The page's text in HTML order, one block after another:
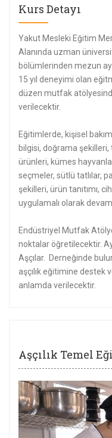
Kurs Detayı
Yakut Mesleki Eğitim
Alanında uzman
bölümlerinden mezun
15 yıl deneyimi olan
düzen mutfak
verilecektir.
Eğitimlerde, kişisel
bilgisi, doğrama
ürünleri, kümes
seçmeler, sütlü tatlılar,
şekilleri, ürün tanıtımı,
uygulamalı olarak
Endüstriyel Mutfak
noktalar öğretilecektir.
Aşçılar. Derneğinde
aşçılık eğitimine destek
anlamda verilecektir.
Aşçılık Temel